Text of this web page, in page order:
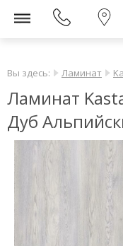
Вы здесь: Ламинат
Ламинат
Дуб